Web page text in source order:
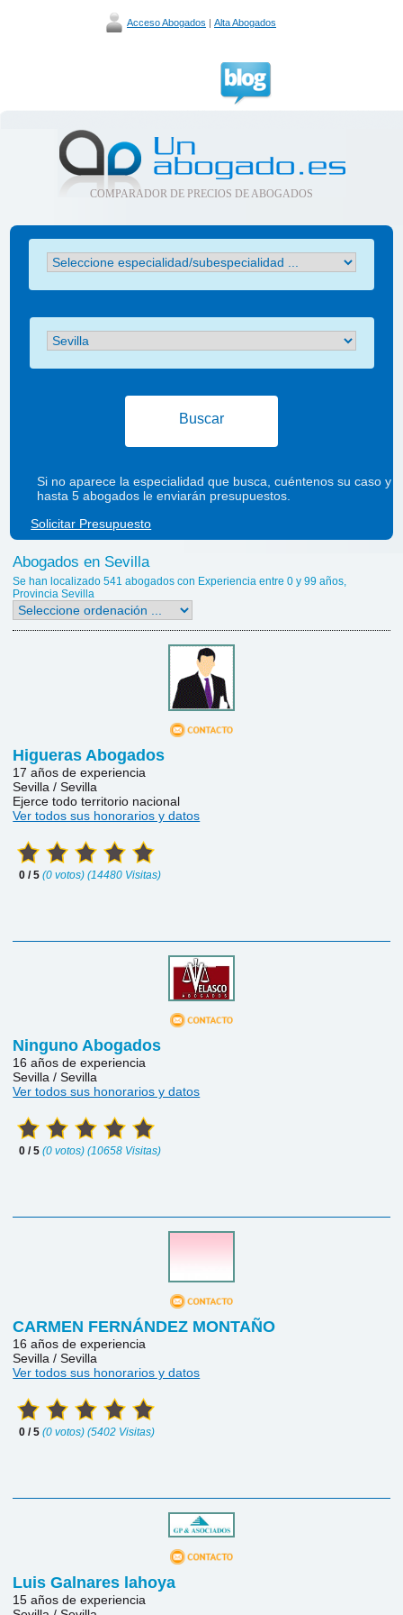
Acceso Abogados |Alta Abogados
COMPARADOR DE PRECIOS DE ABOGADOS
Buscar
Si no aparece la especialidad que busca, cuéntenos su caso y
hasta 5 abogados le enviarán presupuestos.
Solicitar Presupuesto
Abogados en Sevilla
Se han localizado 541 abogados con Experiencia entre 0 y 99 años,
Provincia Sevilla
Higueras Abogados
17 años de experiencia
Sevilla / Sevilla
Ejerce todo territorio nacional
Ver todos sus honorarios y datos
0 / 5(0 votos) (14480 Visitas)
Ninguno Abogados
16 años de experiencia
Sevilla / Sevilla
Ver todos sus honorarios y datos
0 / 5(0 votos) (10658 Visitas)
CARMEN FERNÁNDEZ MONTAÑO
16 años de experiencia
Sevilla / Sevilla
Ver todos sus honorarios y datos
0 / 5(0 votos) (5402 Visitas)
Luis Galnares lahoya
15 años de experiencia